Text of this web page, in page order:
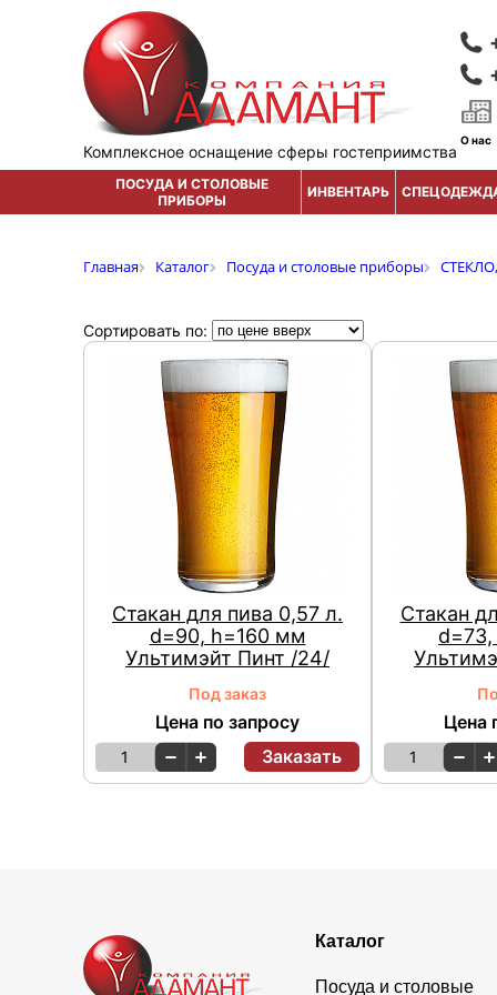
Комплексное оснащение сферы гостеприимства
О нас
ПОСУДА И СТОЛОВЫЕ
ПРИБОРЫ
ИНВЕНТАРЬ
Главная Каталог Посуда и столовые приборы
Сортировать по:
Стакан для пива 0,57 л.
d=90, h=160 мм
Ультимэйт Пинт /24/
Под заказ
Цена по запросу
1 Заказать
Стакан
Цена
1
Каталог
Посуда и столовые